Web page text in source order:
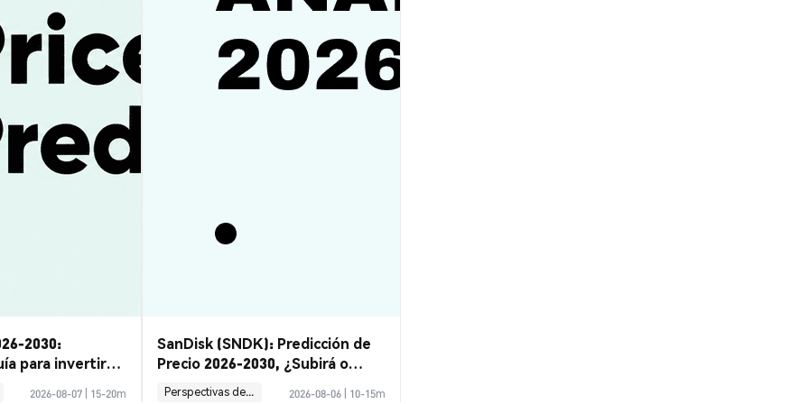
2030:
para invertir
2026-08-07 15-20m
SanDisk (SNDK): Predicción de
Precio 2026-2030, ¿Subirá o
Bajará?
Perspectivas del Mercado 2026-08-06 10-15m